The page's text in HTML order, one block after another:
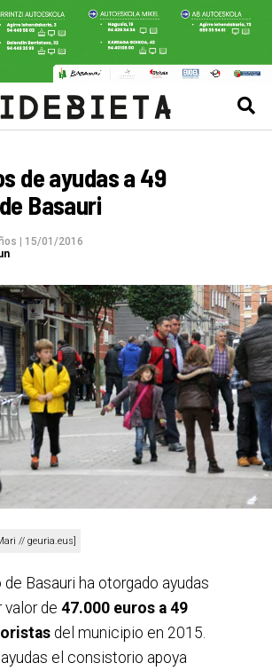
de ayudas a 49
Basauri
15/01/2016
// geuria.eus]
Basauri ha otorgado ayudas
de 47.000 euros a 49
del municipio en 2015.
el consistorio apoya